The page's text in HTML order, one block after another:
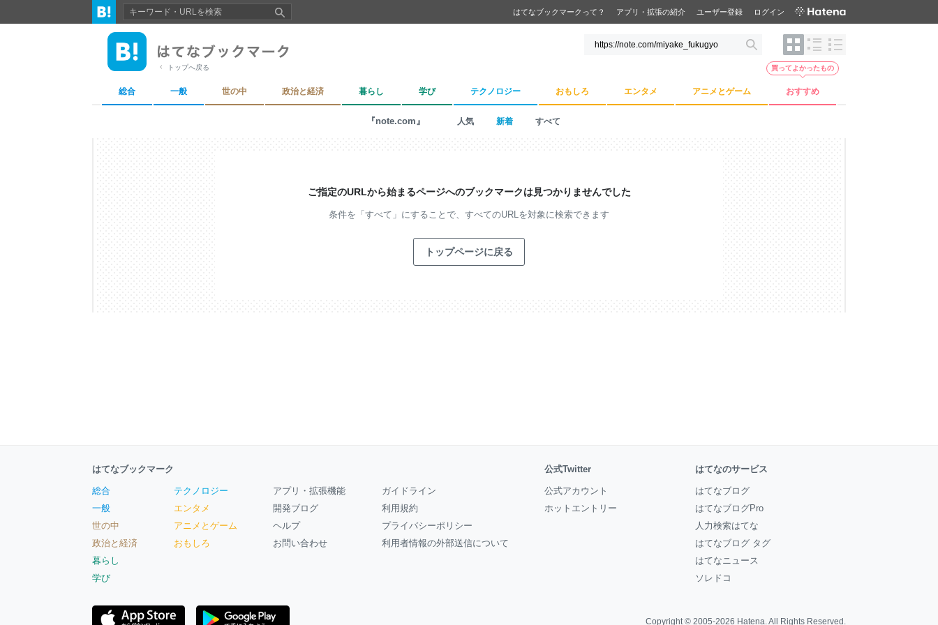
はてなブックマークって？ アプリ・拡張の紹介 ユーザー登録 ログイン
トップへ戻る
総合 一般 世の中 政治と経済 暮らし 学び テクノロジー おもしろ エンタメ アニメとゲーム おすすめ
買ってよかったもの
『note.com』 人気 新着 すべて
ご指定のURLから始まるページへのブックマークは見つかりませんでした
条件を「すべて」にすることで、 すべてのURLを対象に検索できます
トップページに戻る
はてなブックマーク
総合
一般
世の中
政治と経済
暮らし
学び
テクノロジー
エンタメ
アニメとゲーム
おもしろ
アプリ・拡張機能
開発ブログ
ヘルプ
お問い合わせ
ガイドライン
利用規約
プライバシーポリシー
利用者情報の外部送信について
公式Twitter
公式アカウント
ホットエントリー
はてなのサービス
はてなブログ
はてなブログPro
人力検索はてな
はてなブログ タグ
はてなニュース
ソレドコ
Copyright © 2005-2026 Hatena. All Rights Reserved.